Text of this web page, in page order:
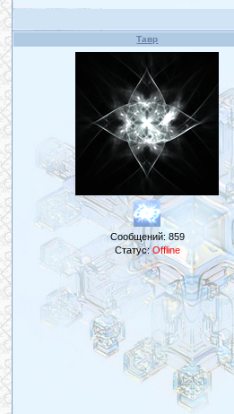
Тавр
Сообщений: 859
Статус:Offline